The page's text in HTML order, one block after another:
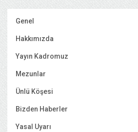
Genel
Hakkımızda
Yayın Kadromuz
Mezunlar
Ünlü Köşesi
Bizden Haberler
Yasal Uyarı